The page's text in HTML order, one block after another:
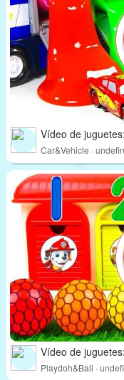
Vídeo de
Car&Vehicle ·
Vídeo de
Playdoh&Ball ·